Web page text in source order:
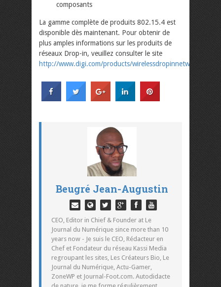
composants
La gamme complète de produits 802.15.4 est
disponible dès maintenant. Pour obtenir de
plus amples informations sur les produits de
réseaux Drop-in, veuillez consulter le site
http://www.digi.com/products/wirelessdropinnetworking/
Beugré Jean-Augustin
CEO, Editor in Chief & Founder at Le
Journal du Numérique since more than 10
years now - Je suis le CEO, Rédacteur en
Chef et Fondateur du réseau Kassi Media
regroupant les sites, Les Créateurs Bio, Le
Journal du Numérique, Actu-Gamer,
ZoneWP et Journal-Foot.com. Autodidacte